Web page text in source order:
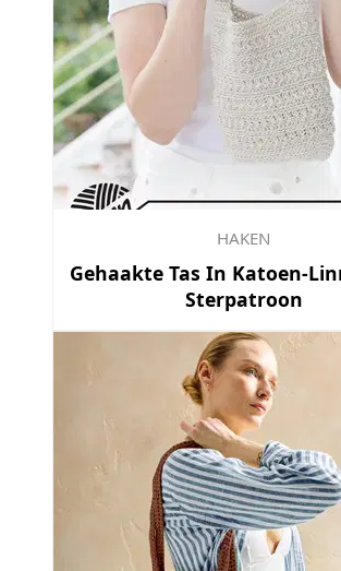
HAKEN
Gehaakte Tas In Katoen-
Sterpatroon